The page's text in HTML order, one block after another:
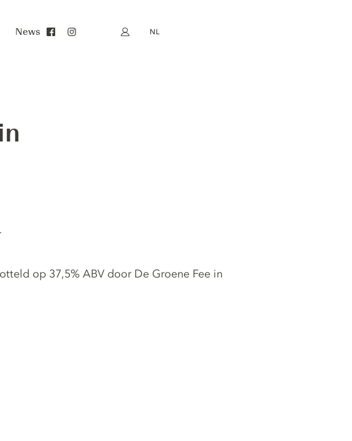
News Mijn account
NL
op 37,5% ABV door De Groene Fee in